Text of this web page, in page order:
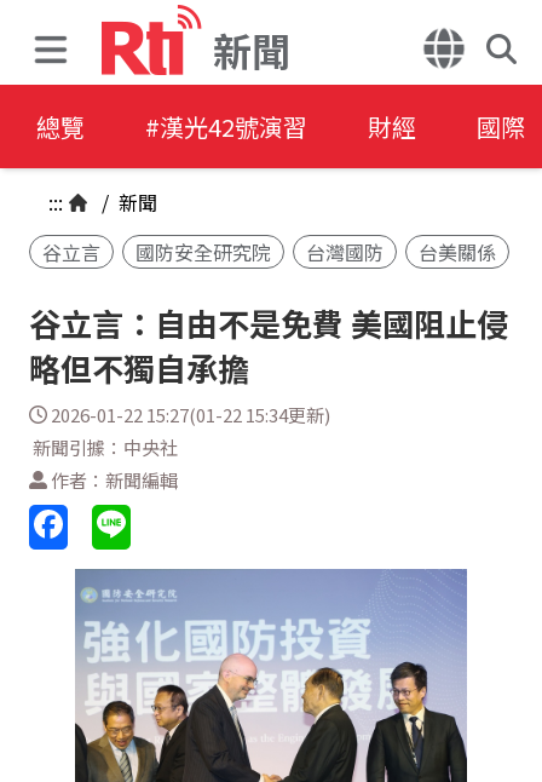
新聞
總覽 #漢光42號演習 財經 國際
::: / 新聞
谷立言
國防安全研究院 台灣國防 台美關係
谷立言：自由不是免費 美國阻止侵
略但不獨自承擔
2026-01-22 15:27(01-22 15:34更新)
新聞引據：中央社
作者：新聞編輯